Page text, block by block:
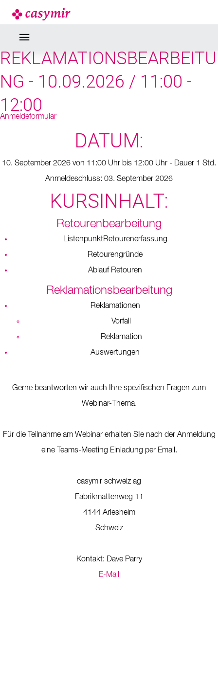
SEMINARE & WEBINARE
RETOUREN UND
REKLAMATIONSBEARBEITU
NG - 10.09.2026 / 11:00 -
12:00
Anmeldeformular
DATUM:
10. September 2026 von 11:00 Uhr bis 12:00 Uhr - Dauer 1 Std.
Anmeldeschluss: 03. September 2026
KURSINHALT:
Retourenbearbeitung
ListenpunktRetourenerfassung
Retourengründe
Ablauf Retouren
Reklamationsbearbeitung
Reklamationen
Vorfall
Reklamation
Auswertungen
Gerne beantworten wir auch Ihre spezifischen Fragen zum
Webinar-Thema.
Für die Teilnahme am Webinar erhalten SIe nach der Anmeldung
eine Teams-Meeting Einladung per Email.
casymir schweiz ag
Fabrikmattenweg 11
4144 Arlesheim
Schweiz
Kontakt: Dave Parry
E-Mail